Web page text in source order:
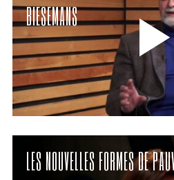
BIESEMANS
LES NOUVELLES FORMES DE